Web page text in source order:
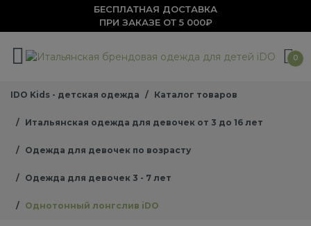
БЕСПЛАТНАЯ ДОСТАВКА
ПРИ ЗАКАЗЕ ОТ 5 000₽
0
IDO Kids - детская одежда Каталог товаров
Итальянская одежда для девочек от 3 до 16 лет
Одежда для девочек по возрасту
Одежда для девочек 3 - 7 лет
Однотонный лонгслив iDO